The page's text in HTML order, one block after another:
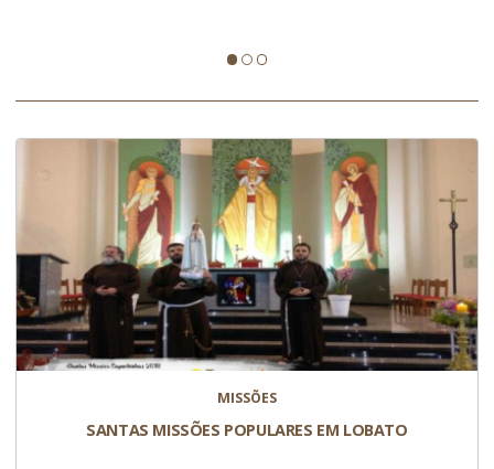
MISSÕES
SANTAS MISSÕES POPULARES EM LOBATO